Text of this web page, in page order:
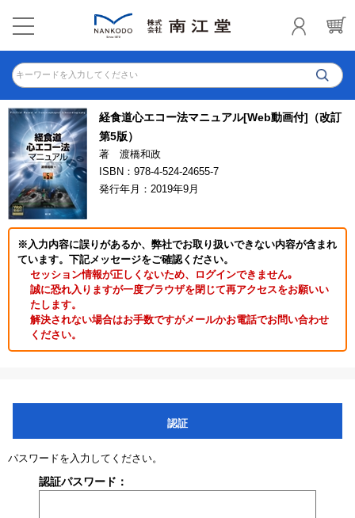
キーワードを入力してください
経食道心エコー法マニュアル[Web動画付]（改訂
第5版）
著 渡橋和政
ISBN：978-4-524-24655-7
発行年月：2019年9月
※入力内容に誤りがあるか、弊社でお取り扱いできない内容が含まれ
ています。下記メッセージをご確認ください。
セッション情報が正しくないため、ログインできません｡
誠に恐れ入りますが一度ブラウザを閉じて再アクセスをお願いい
たします。
解決されない場合はお手数ですがメールかお電話でお問い合わせ
ください。
認証
パスワードを入力してください。
認証パスワード：